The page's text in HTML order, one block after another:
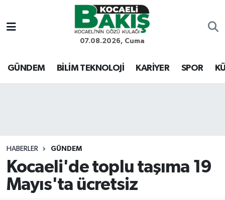
07.08.2026, Cuma
GÜNDEM BİLİM TEKNOLOJİ KARİYER SPOR
HABERLER GÜNDEM
Kocaeli'de toplu taşıma 19
Mayıs'ta ücretsiz
Kocaeli Nöbetçi Eczaneler
Kocaeli Hava Durumu
Son Dakika Haberleri
Haber Arşivi